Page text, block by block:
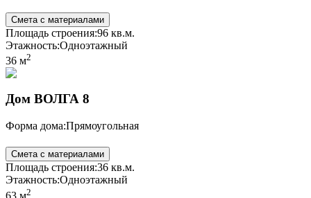
Смета с материалами
Площадь строения:96 кв.м.
Этажность:Одноэтажный
36 м2
Дом ВОЛГА 8
Форма дома:Прямоугольная
Смета с материалами
Площадь строения:36 кв.м.
Этажность:Одноэтажный
63 м2